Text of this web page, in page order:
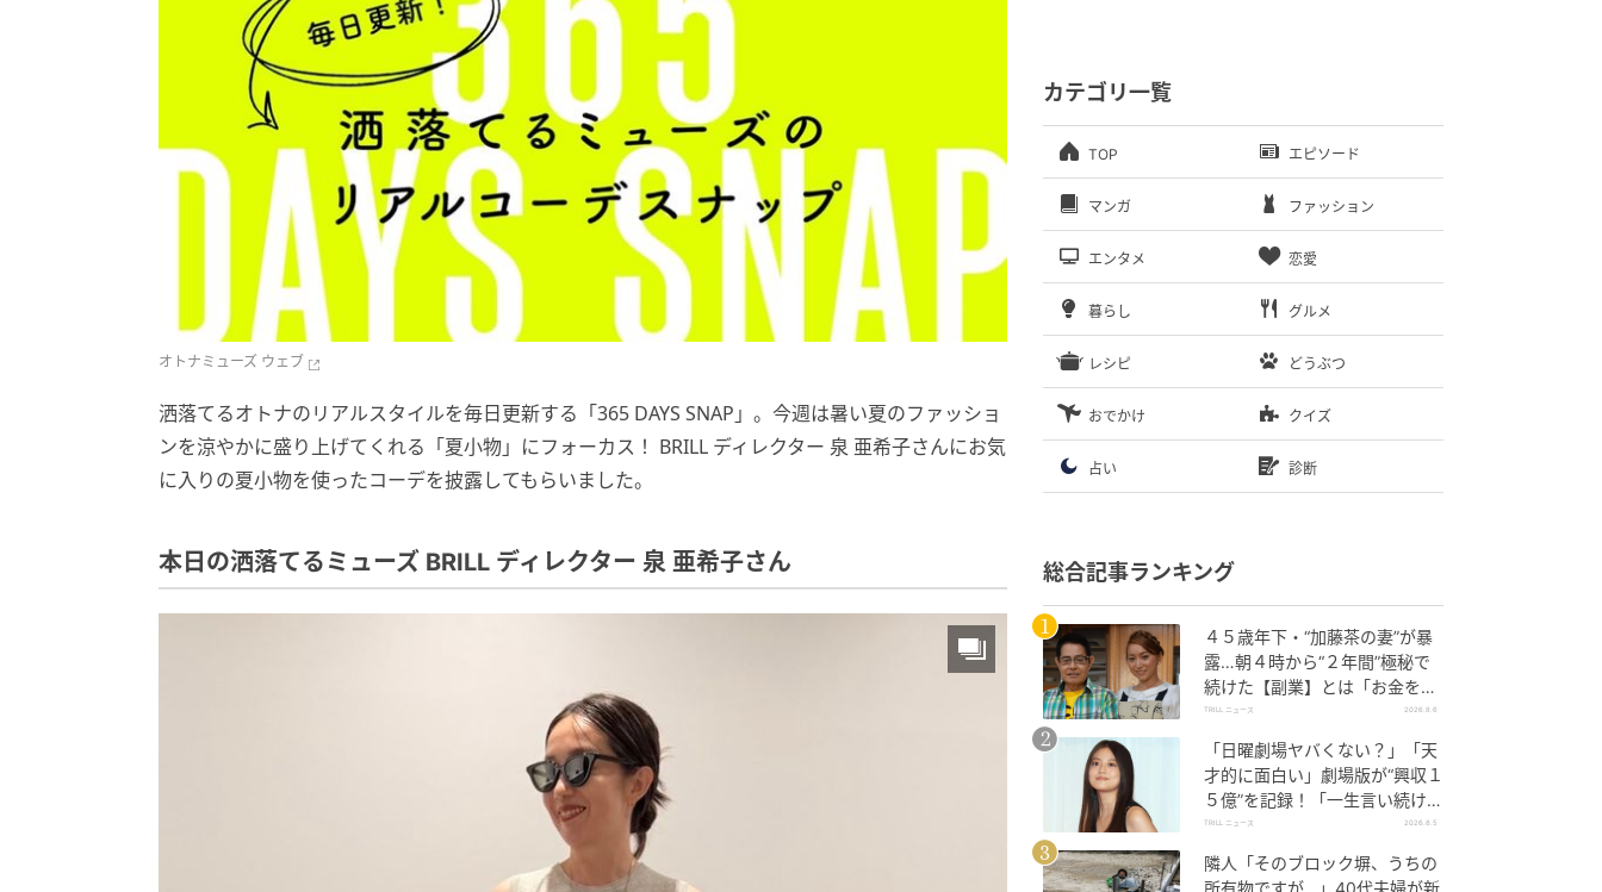
オトナミューズ ウェブ
洒落てるオトナのリアルスタイルを毎日更新する「365 DAYS SNAP」。今週は暑い夏のファッショ
ンを涼やかに盛り上げてくれる「夏小物」にフォーカス！ BRILL ディレクター 泉 亜希子さんにお気
に入りの夏小物を使ったコーデを披露してもらいました。
本日の洒落てるミューズ BRILL ディレクター 泉 亜希子さん
カテゴリ一覧
TOP エピソード
マンガ ファッション
エンタメ 恋愛
暮らし グルメ
レシピ どうぶつ
おでかけ クイズ
占い 診断
総合記事ランキング
４５歳年下・“加藤茶の妻”が暴
露…朝４時から“２年間”極秘で
続けた【副業】とは「お金を稼
ぐのって大変」
TRILL ニュース 2026.8.6
「日曜劇場ヤバくない？」「天
才的に面白い」劇場版が“興収１
５億”を記録！「一生言い続け
る」放送後も続く“切望の声”
TRILL ニュース 2026.8.5
隣人「そのブロック塀、うちの
所有物ですが…」40代夫婦が新